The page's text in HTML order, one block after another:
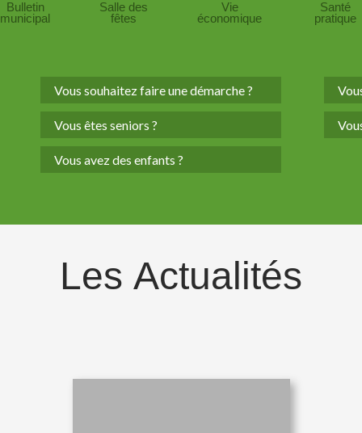
Bulletin
municipal
Salle des
fêtes
Vie
économique
Santé
pratique
Vous souhaitez faire une démarche ?
Vous êtes seniors ?
Vous avez des enfants ?
Les Actualités